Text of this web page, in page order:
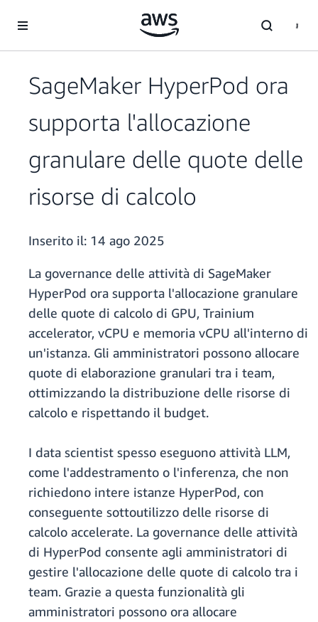
SageMaker HyperPod ora
supporta l'allocazione
granulare delle quote delle
risorse di calcolo
Inserito il: 14 ago 2025
La governance delle attività di SageMaker
HyperPod ora supporta l'allocazione granulare
delle quote di calcolo di GPU, Trainium
accelerator, vCPU e memoria vCPU all'interno di
un'istanza. Gli amministratori possono allocare
quote di elaborazione granulari tra i team,
ottimizzando la distribuzione delle risorse di
calcolo e rispettando il budget.
I data scientist spesso eseguono attività LLM,
come l'addestramento o l'inferenza, che non
richiedono intere istanze HyperPod, con
conseguente sottoutilizzo delle risorse di
calcolo accelerate. La governance delle attività
di HyperPod consente agli amministratori di
gestire l'allocazione delle quote di calcolo tra i
team. Grazie a questa funzionalità gli
amministratori possono ora allocare